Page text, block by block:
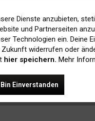
35,00 € Ersparnis
zur original Patrone
Dienste anzubieten,
und Partnerseiten
Technologien ein. Deine
widerrufen oder
hier speichern. Mehr
Einverstanden